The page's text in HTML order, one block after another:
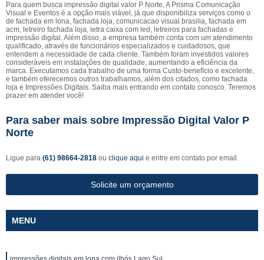
Para quem busca impressão digital valor P Norte, A Prisma Comunicação
Visual e Eventos é a opção mais viável, já que disponibiliza serviços como o
de fachada em lona, fachada loja, comunicacao visual brasilia, fachada em
acm, letreiro fachada loja, letra caixa com led, letreiros para fachadas e
impressão digital. Além disso, a empresa também conta com um atendimento
qualificado, através de funcionários especializados e cuidadosos, que
entendem a necessidade de cada cliente. Também foram investidos valores
consideráveis em instalações de qualidade, aumentando a eficiência da
marca. Executamos cada trabalho de uma forma Custo-benefício e excelente,
e também oferecemos outros trabalhamos, além dos citados, como fachada
loja e Impressões Digitais. Saiba mais entrando em contato conosco. Teremos
prazer em atender você!
Para saber mais sobre Impressão Digital Valor P
Norte
Ligue para (61) 98664-2818 ou clique aqui e entre em contato por email.
Solicite um orçamento
MENU